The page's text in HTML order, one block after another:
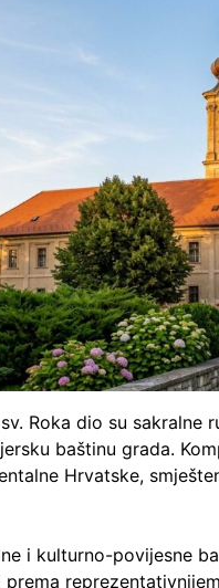
Roka dio su
baštinu grada.
Hrvatske,
i kulturno-povijesne